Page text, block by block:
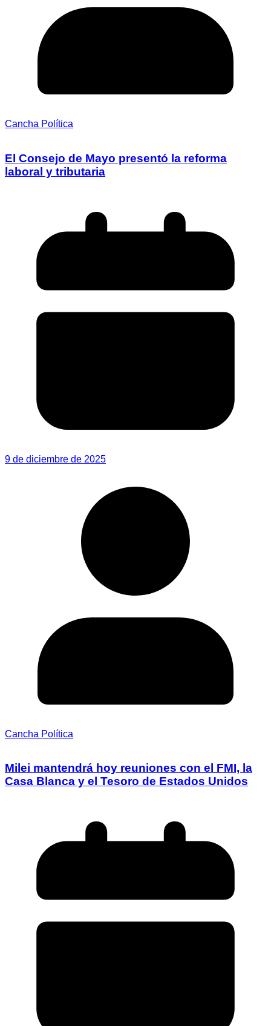
Cancha Política
El Consejo de Mayo presentó la reforma
laboral y tributaria
9 de diciembre de 2025
Cancha Política
Milei mantendrá hoy reuniones con el FMI, la
Casa Blanca y el Tesoro de Estados Unidos